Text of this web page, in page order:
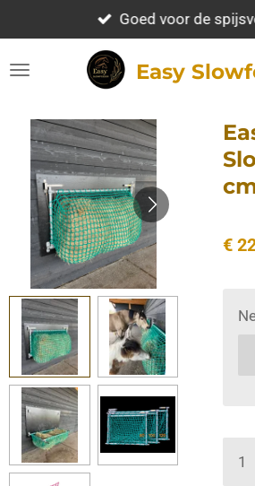
direct
naar
Easy
Goed voor de
€